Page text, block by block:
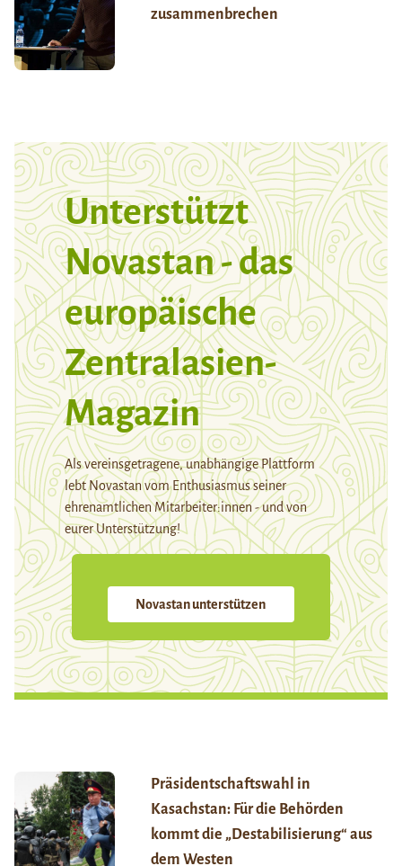
zusammenbrechen
Unterstützt
Novastan - das
europäische
Zentralasien-
Magazin
Als vereinsgetragene, unabhängige Plattform
lebt Novastan vom Enthusiasmus seiner
ehrenamtlichen Mitarbeiter:innen - und von
eurer Unterstützung!
Novastan unterstützen
Präsidentschaftswahl in
Kasachstan: Für die Behörden
kommt die „Destabilisierung“ aus
dem Westen